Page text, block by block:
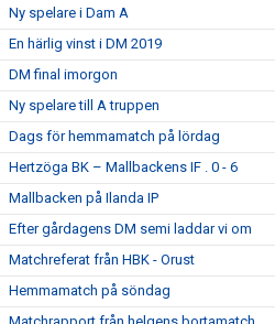
Ny spelare i Dam A
En härlig vinst i DM 2019
DM final imorgon
Ny spelare till A truppen
Dags för hemmamatch på lördag
Hertzöga BK – Mallbackens IF . 0 - 6
Mallbacken på Ilanda IP
Efter gårdagens DM semi laddar vi om
Matchreferat från HBK - Orust
Hemmamatch på söndag